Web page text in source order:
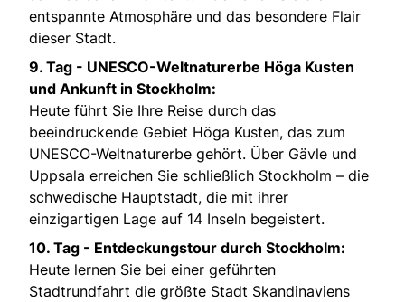
entspannte Atmosphäre und das besondere Flair
dieser Stadt.
9. Tag - UNESCO-Weltnaturerbe Höga Kusten
und Ankunft in Stockholm:
Heute führt Sie Ihre Reise durch das
beeindruckende Gebiet Höga Kusten, das zum
UNESCO-Weltnaturerbe gehört. Über Gävle und
Uppsala erreichen Sie schließlich Stockholm – die
schwedische Hauptstadt, die mit ihrer
einzigartigen Lage auf 14 Inseln begeistert.
10. Tag - Entdeckungstour durch Stockholm:
Heute lernen Sie bei einer geführten
Stadtrundfahrt die größte Stadt Skandinaviens